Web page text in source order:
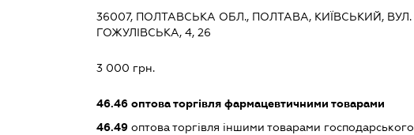
36007, ПОЛТАВСЬКА ОБЛ., ПОЛТАВА, КИЇВСЬКИЙ, ВУЛ.
ГОЖУЛІВСЬКА, 4, 26
3 000 грн.
46.46 оптова торгівля фармацевтичними товарами
46.49 оптова торгівля іншими товарами господарського